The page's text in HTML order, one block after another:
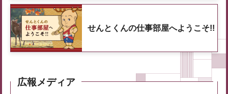
せんとくんの仕事部屋へようこそ!!
広報メディア